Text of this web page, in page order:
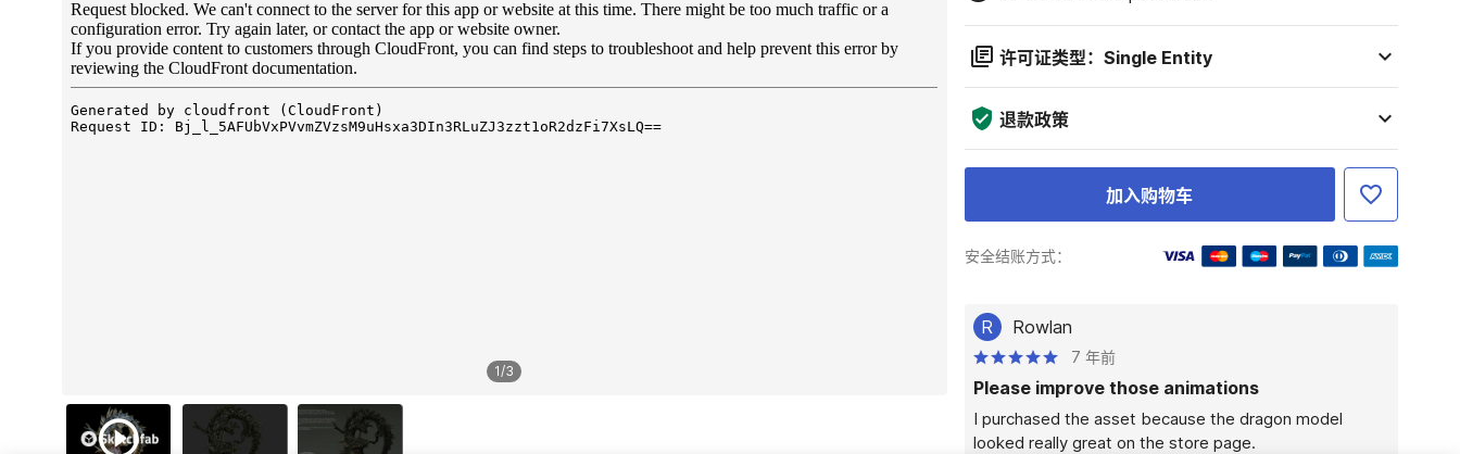
1/3
许可证类型：Single Entity
退款政策
加入购物车
安全结账方式：
R Rowlan
7 年前
Please improve those animations
I purchased the asset because the dragon model
looked really great on the store page.